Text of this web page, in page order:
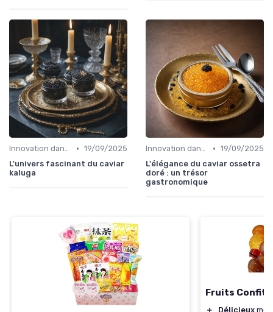
Innovation dans la food • 19/09/2025
L'univers fascinant du caviar
kaluga
Innovation dans la food • 19/09/2025
L'élégance du caviar ossetra
doré : un trésor
gastronomique
Fruits
＋ Délicieux